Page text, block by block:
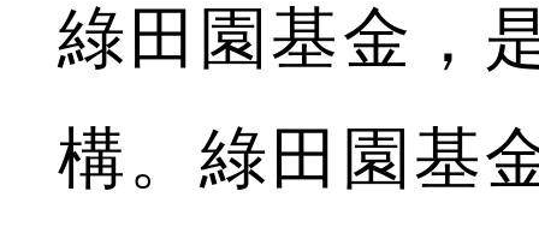
綠田園基金，
構。綠田園基